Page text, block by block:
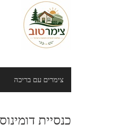
צימרים עם בריכה
כנסיית